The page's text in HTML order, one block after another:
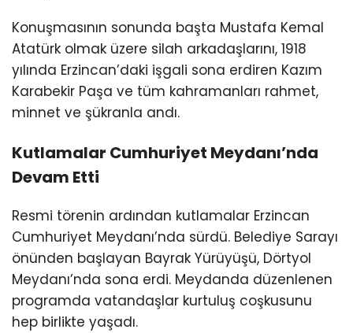
Konuşmasının sonunda başta Mustafa Kemal
Atatürk olmak üzere silah arkadaşlarını, 1918
yılında Erzincan’daki işgali sona erdiren Kazım
Karabekir Paşa ve tüm kahramanları rahmet,
minnet ve şükranla andı.
Kutlamalar Cumhuriyet Meydanı’nda
Devam Etti
Resmi törenin ardından kutlamalar Erzincan
Cumhuriyet Meydanı’nda sürdü. Belediye Sarayı
önünden başlayan Bayrak Yürüyüşü, Dörtyol
Meydanı’nda sona erdi. Meydanda düzenlenen
programda vatandaşlar kurtuluş coşkusunu
hep birlikte yaşadı.